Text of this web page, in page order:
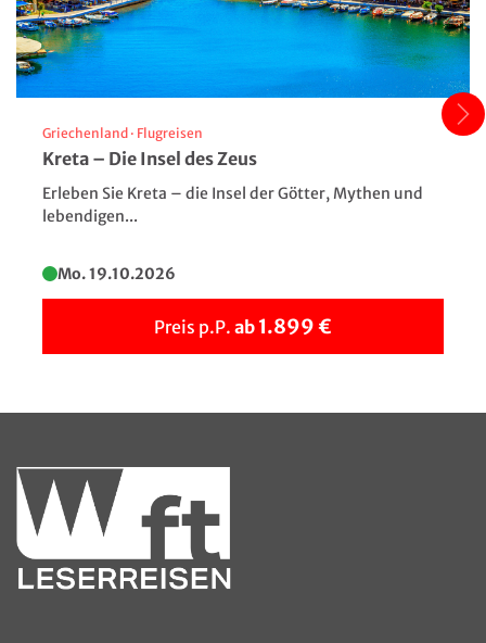
Berlin - Panorama
© SeanPavonePhoto - Fotolia
Griechenland · Flugreisen
Kreta – Die Insel des Zeus
Erleben Sie Kreta – die Insel der Götter, Mythen und
lebendigen...
Mo. 19.10.2026
Preis p.P. ab 1.899 €